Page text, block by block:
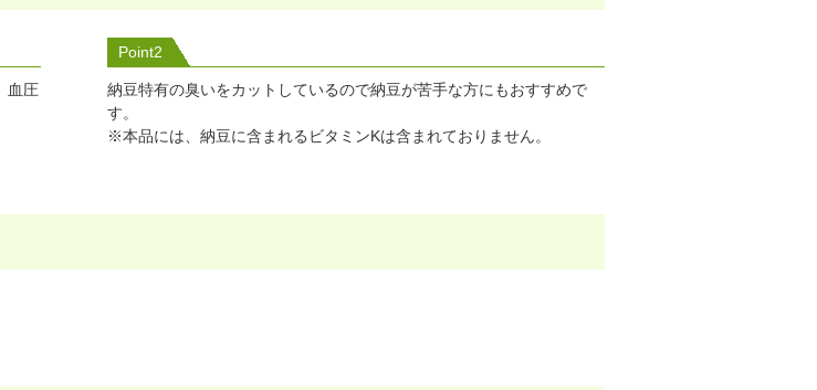
血圧
Point2
納豆特有の臭いをカットしているので納豆が苦手な方にもおすすめで
す。
※本品には、納豆に含まれるビタミンKは含まれておりません。